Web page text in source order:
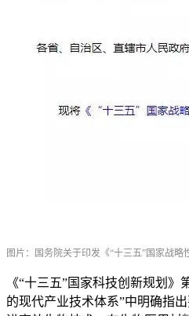
图片：国务院关于印发《“十三五”国家战略
《“十三五”国家科技创新规划
的现代产业技术体系”中明确指